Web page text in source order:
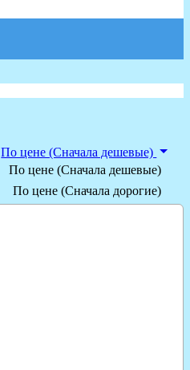
По цене (Сначала дешевые)
По цене (Сначала дешевые)
По цене (Сначала дорогие)